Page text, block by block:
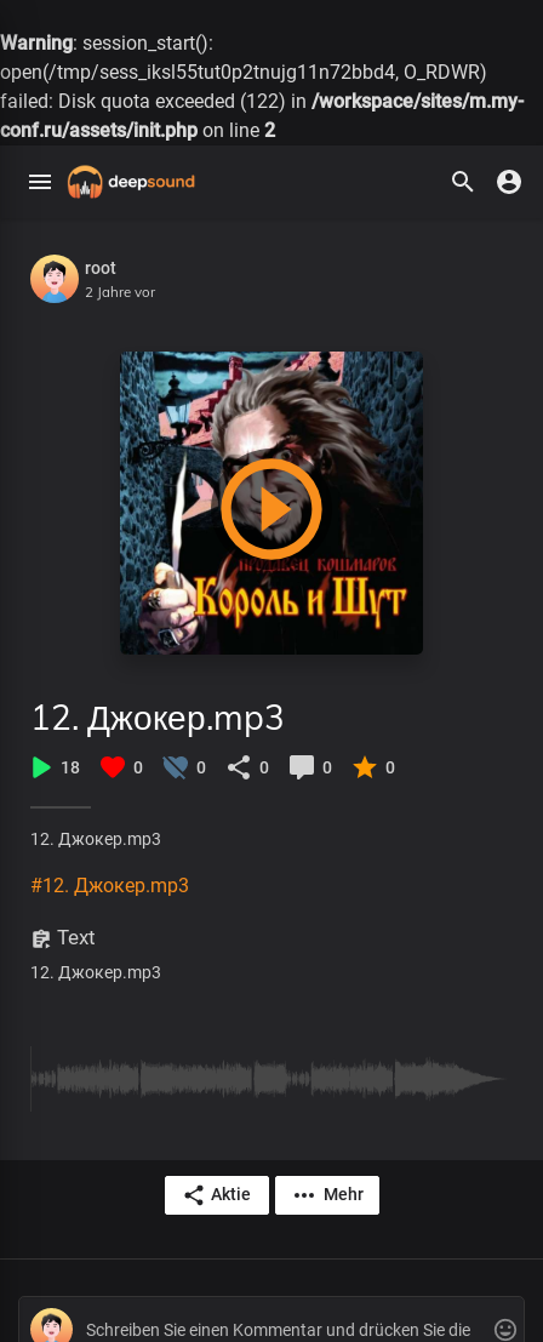
Warning: session_start():
open(/tmp/sess_iksl55tut0p2tnujg11n72bbd4, O_RDWR)
failed: Disk quota exceeded (122) in /workspace/sites/m.my-
conf.ru/assets/init.php on line 2
root
2 Jahre vor
12. Джокер.mp3
18 0 0 0 0 0
12. Джокер.mp3
#12. Джокер.mp3
Text
12. Джокер.mp3
Aktie Mehr